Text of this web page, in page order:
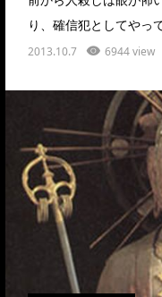
り、確信犯としてやっ
2013.10.7 6944 view